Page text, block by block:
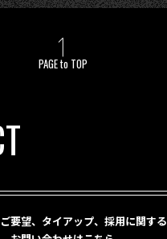
PAGE to TOP
要望、タイアップ、採用に関する